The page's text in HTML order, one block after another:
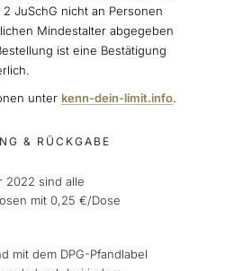
JuSchG nicht an Personen
Mindestalter abgegeben
ist eine Bestätigung
unter kenn-dein-limit.info.
& RÜCKGABE
2022 sind alle
mit 0,25 €/Dose
mit dem DPG-Pfandlabel